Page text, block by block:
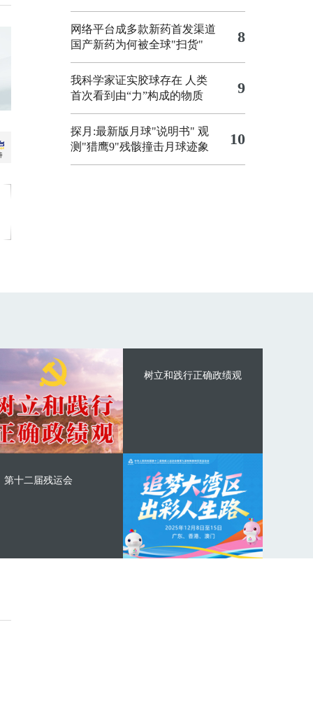
网络平台成多款新药首发渠道
国产新药为何被全球"扫货"
8
我科学家证实胶球存在 人类
首次看到由“力”构成的物质
9
探月:最新版月球"说明书" 观
测"猎鹰9"残骸撞击月球迹象
10
树立和践行正确政绩观
第十二届残运会